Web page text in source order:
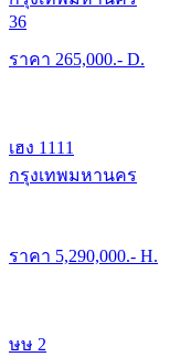
36
ราคา 265,000.- D.
เฮง 1111
กรุงเทพมหานคร
ราคา 5,290,000.- H.
ษษ 2